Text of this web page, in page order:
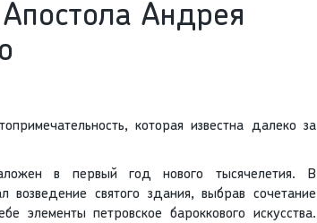
Андрея
которая известна далеко за
в первый год нового тысячелетия. В
святого здания, выбрав сочетание
элементы петровское бароккового искусства.